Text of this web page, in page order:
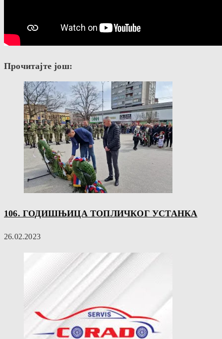
Прочитајте још:
106. ГОДИШЊИЦА ТОПЛИЧКОГ УСТАНКА
26.02.2023